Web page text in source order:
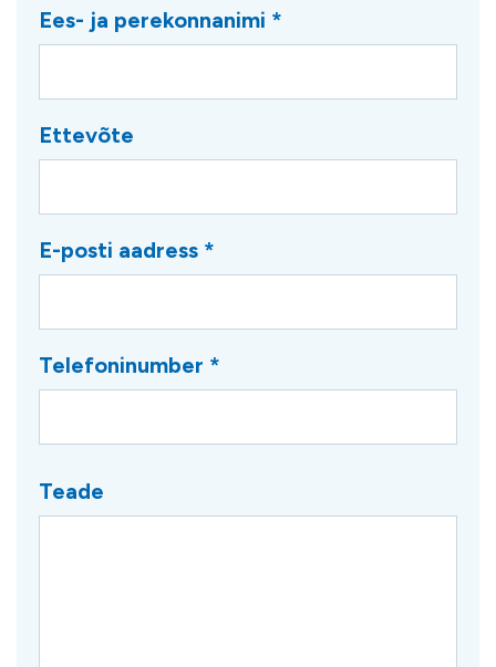
Ees- ja perekonnanimi *
Ettevõte
E-posti aadress *
Telefoninumber *
Teade